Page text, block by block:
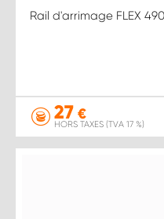
Rail d'arrimage FLEX
27 €
HORS TAXES (TVA 17 %)